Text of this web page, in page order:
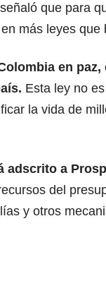
que para
más leyes
en
Esta ley no
la vida de
adscrito a
del
y otros